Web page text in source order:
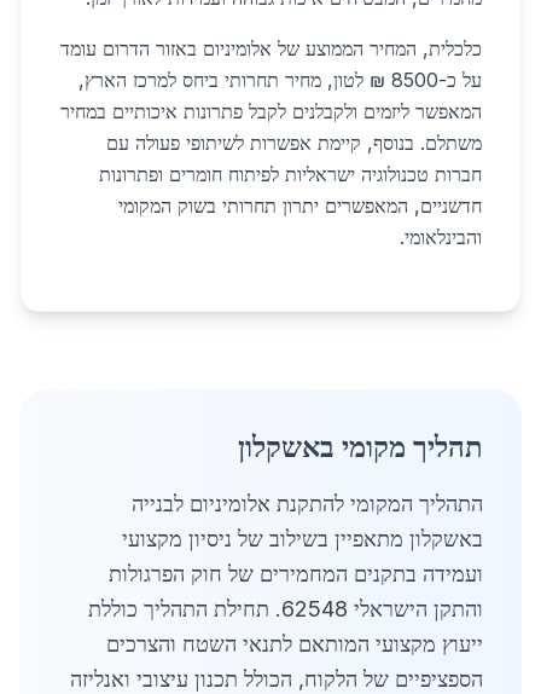
כלכלית, המחיר הממוצע של אלומיניום באזור הדרום עומד
על כ-8500 ₪ לטון, מחיר תחרותי ביחס למרכז הארץ,
המאפשר ליזמים ולקבלנים לקבל פתרונות איכותיים במחיר
משתלם. בנוסף, קיימת אפשרות לשיתופי פעולה עם
חברות טכנולוגיה ישראליות לפיתוח חומרים ופתרונות
חדשניים, המאפשרים יתרון תחרותי בשוק המקומי
והבינלאומי.
תהליך מקומי באשקלון
התהליך המקומי להתקנת אלומיניום לבנייה
באשקלון מתאפיין בשילוב של ניסיון מקצועי
ועמידה בתקנים המחמירים של חוק הפרגולות
והתקן הישראלי 62548. תחילת התהליך כוללת
ייעוץ מקצועי המותאם לתנאי השטח והצרכים
הספציפיים של הלקוח, הכולל תכנון עיצובי ואנליזה